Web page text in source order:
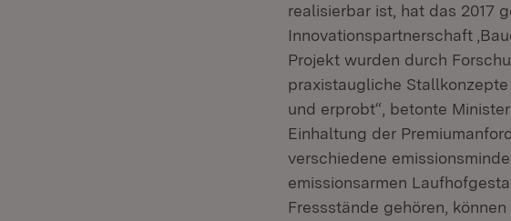
realisierbar ist, hat das 2017
Innovationspartnerschaft
Projekt wurden durch
praxistaugliche
und erprobt“, betonte
Einhaltung der
verschiedene
emissionsarmen
Fressstände gehören,